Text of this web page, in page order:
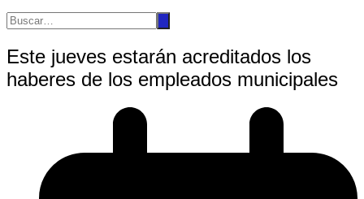
Este jueves estarán acreditados los
haberes de los empleados municipales